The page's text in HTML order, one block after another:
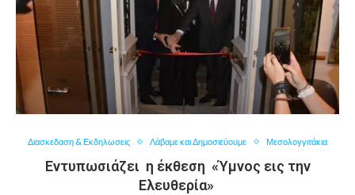
Διασκεδαση & Εκδηλωσεις Λάβαμε και Δημοσιεύουμε Μεσολογγιτάκια
Εντυπωσιάζει η έκθεση «Ύμνος εις την
Ελευθερία»